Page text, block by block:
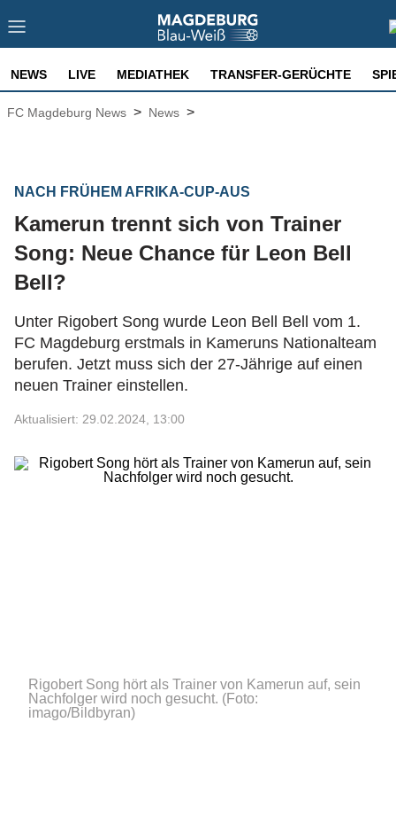
NEWS LIVE MEDIATHEK TRANSFER-GERÜCHTE
FC Magdeburg News > News >
NACH FRÜHEM AFRIKA-CUP-AUS
Kamerun trennt sich von Trainer
Song: Neue Chance für Leon Bell
Bell?
Unter Rigobert Song wurde Leon Bell Bell vom 1.
FC Magdeburg erstmals in Kameruns Nationalteam
berufen. Jetzt muss sich der 27-Jährige auf einen
neuen Trainer einstellen.
Aktualisiert: 29.02.2024, 13:00
Rigobert Song hört als Trainer von Kamerun auf, sein
Nachfolger wird noch gesucht. (Foto:
imago/Bildbyran)